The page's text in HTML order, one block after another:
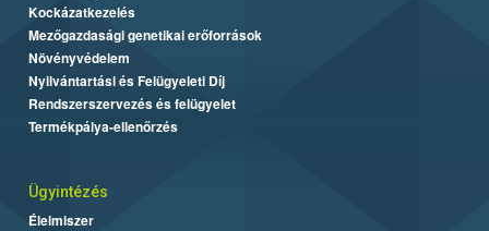
Kockázatkezelés
Mezőgazdasági genetikai erőforrások
Növényvédelem
Nyilvántartási és Felügyeleti Díj
Rendszerszervezés és felügyelet
Termékpálya-ellenőrzés
Ügyintézés
Élelmiszer